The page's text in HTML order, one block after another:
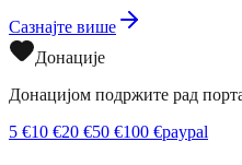
Сазнајте више
Донације
Донацијом подржите рад
5 €10 €20 €50 €100 €paypal